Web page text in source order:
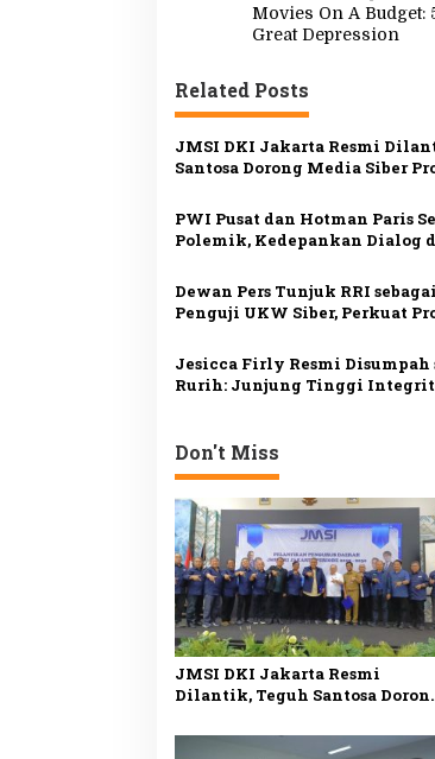
a
i
g
a
i
o
s
Movies On A Budget:
Great Depression
Related Posts
JMSI DKI Jakarta Resmi
Santosa Dorong Media Siber
PWI Pusat dan Hotman Paris
Polemik, Kedepankan Dialog
Dewan Pers Tunjuk RRI
Penguji UKW Siber, Perkuat
Jesicca Firly Resmi Disumpah
Rurih: Junjung Tinggi
Don't Miss
JMSI DKI Jakarta Resmi
Dilantik, Teguh Santosa
Berintegritas